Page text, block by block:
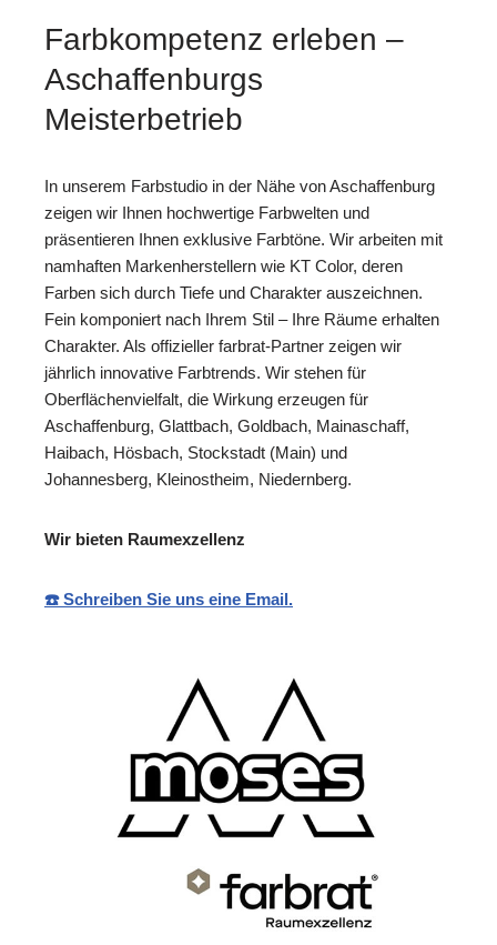
Farbkompetenz erleben –
Aschaffenburgs
Meisterbetrieb
In unserem Farbstudio in der Nähe von Aschaffenburg
zeigen wir Ihnen hochwertige Farbwelten und
präsentieren Ihnen exklusive Farbtöne. Wir arbeiten mit
namhaften Markenherstellern wie KT Color, deren
Farben sich durch Tiefe und Charakter auszeichnen.
Fein komponiert nach Ihrem Stil – Ihre Räume erhalten
Charakter. Als offizieller farbrat-Partner zeigen wir
jährlich innovative Farbtrends. Wir stehen für
Oberflächenvielfalt, die Wirkung erzeugen für
Aschaffenburg, Glattbach, Goldbach, Mainaschaff,
Haibach, Hösbach, Stockstadt (Main) und
Johannesberg, Kleinostheim, Niedernberg.
Wir bieten Raumexzellenz
☎️ Schreiben Sie uns eine Email.